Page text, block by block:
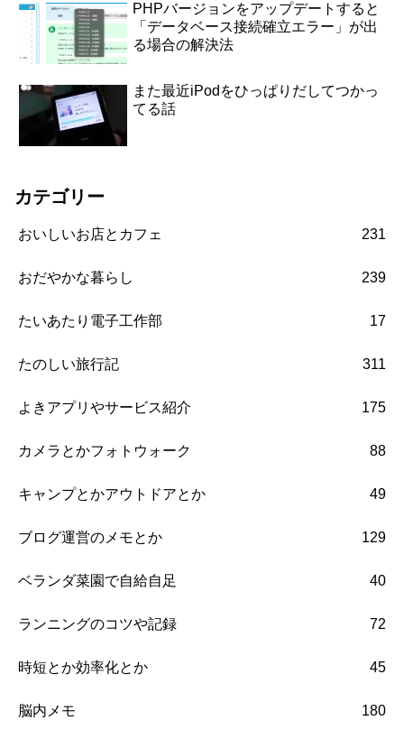
PHPバージョンをアップデートすると
「データベース接続確立エラー」が出
る場合の解決法
また最近iPodをひっぱりだしてつかっ
てる話
カテゴリー
おいしいお店とカフェ 231
おだやかな暮らし 239
たいあたり電子工作部 17
たのしい旅行記 311
よきアプリやサービス紹介 175
カメラとかフォトウォーク 88
キャンプとかアウトドアとか 49
ブログ運営のメモとか 129
ベランダ菜園で自給自足 40
ランニングのコツや記録 72
時短とか効率化とか 45
脳内メモ 180